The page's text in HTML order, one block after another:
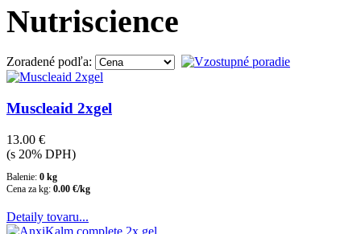
Nutriscience
Zoradené podľa:
Muscleaid 2xgel
13.00 €
(s 20% DPH)
Balenie: 0 kg
Cena za kg: 0.00 €/kg
Detaily tovaru...